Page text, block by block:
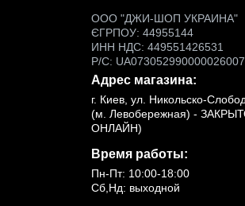
ООО "ДЖИ-ШОП УКРАИНА"
ЄГРПОУ: 44955144
ИНН НДС: 449551426531
Р/С:
Адрес магазина:
г. Киев, ул. Никольско-
(м. Левобережная) -
ОНЛАЙН)
Время работы:
Пн-Пт: 10:00-18:00
Сб,Нд: выходной